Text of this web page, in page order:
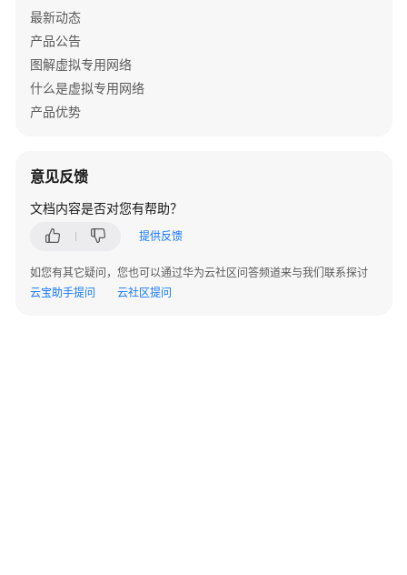
践
障
排
除
见
题
点
入
最新动态
产品公告
图解虚拟专用网络
什么是虚拟专用网络
产品优势
意见反馈
文档内容是否对您有帮助？
提供反馈
如您有其它疑问，您也可以通过华为云社区问答频道来与我们联系探讨
云宝助手提问
云社区提问